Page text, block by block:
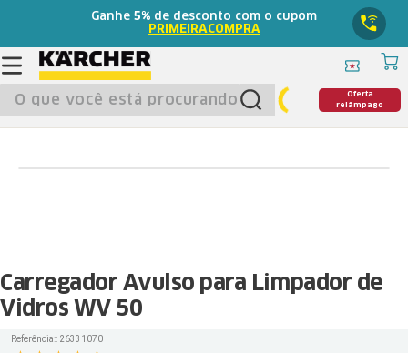
Ganhe 5% de desconto com o cupom
PRIMEIRACOMPRA
O que você está procurando?
Oferta
relâmpago
Carregador Avulso para Limpador de
Vidros WV 50
Referência:: 26331070